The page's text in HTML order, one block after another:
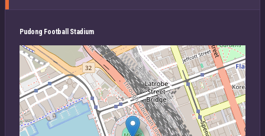
Pudong Football Stadium